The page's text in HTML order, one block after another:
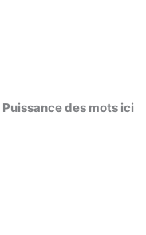
Puissance des mots ici